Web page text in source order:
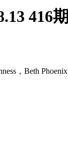
416期
，Beth Phoenix